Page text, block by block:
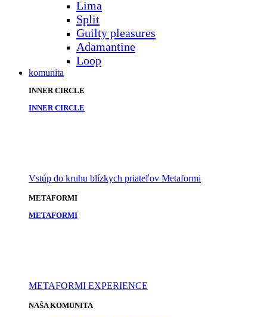
Lima
Split
Guilty pleasures
Adamantine
Loop
komunita
INNER CIRCLE
INNER CIRCLE
Vstúp do kruhu blízkych priateľov Metaformi
METAFORMI
METAFORMI
METAFORMI EXPERIENCE
NAŠA KOMUNITA